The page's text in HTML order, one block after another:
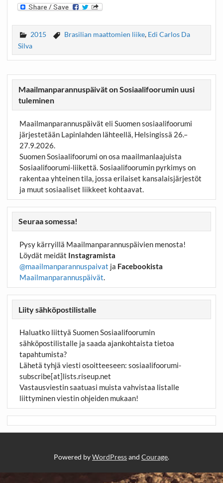
2015 Brasilian maattomien liike, Edi Carlos Da
Silva
Maailmanparannuspäivät on Sosiaalifoorumin uusi
tuleminen
Maailmanparannuspäivät eli Suomen sosiaalifoorumi
järjestetään Lapinlahden lähteellä, Helsingissä 26.–
27.9.2026.
Suomen Sosiaalifoorumi on osa maailmanlaajuista
Sosiaalifoorumi-liikettä. Sosiaalifoorumin pyrkimys on
rakentaa yhteinen tila, jossa erilaiset kansalaisjärjestöt
ja muut sosiaaliset liikkeet kohtaavat.
Seuraa somessa!
Pysy kärryillä Maailmanparannuspäivien menosta!
Löydät meidät Instagramista
@maailmanparannuspaivat ja Facebookista
Maailmanparannuspäivät.
Liity sähköpostilistalle
Haluatko liittyä Suomen Sosiaalifoorumin
sähköpostilistalle ja saada ajankohtaista tietoa
tapahtumista?
Lähetä tyhjä viesti osoitteeseen: sosiaalifoorumi-
subscribe[at]lists.riseup.net
Vastausviestin saatuasi muista vahvistaa listalle
liittyminen viestin ohjeiden mukaan!
Powered byWordPressand Courage.